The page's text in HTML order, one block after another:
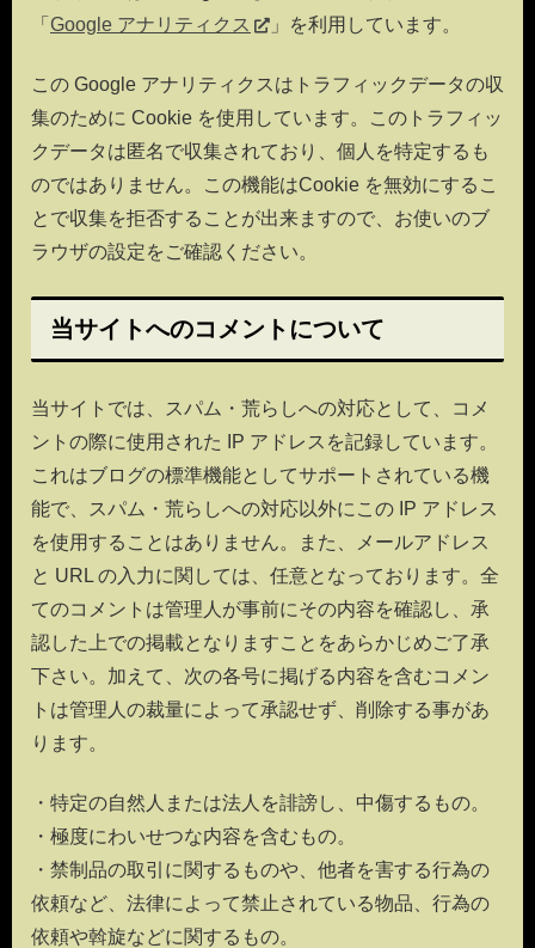
「 Google アナリティクス 」を利用しています。
この Google アナリティクスはトラフィックデータの収
集のために Cookie を使用しています。このトラフィッ
クデータは匿名で収集されており、個人を特定するも
のではありません。この機能はCookie を無効にするこ
とで収集を拒否することが出来ますので、お使いのブ
ラウザの設定をご確認ください。
当サイトへのコメントについて
当サイトでは、スパム・荒らしへの対応として、コメ
ントの際に使用された IP アドレスを記録しています。
これはブログの標準機能としてサポートされている機
能で、スパム・荒らしへの対応以外にこの IP アドレス
を使用することはありません。また、メールアドレス
と URL の入力に関しては、任意となっております。全
てのコメントは管理人が事前にその内容を確認し、承
認した上での掲載となりますことをあらかじめご了承
下さい。加えて、次の各号に掲げる内容を含むコメン
トは管理人の裁量によって承認せず、削除する事があ
ります。
・特定の自然人または法人を誹謗し、中傷するもの。
・極度にわいせつな内容を含むもの。
・禁制品の取引に関するものや、他者を害する行為の
依頼など、法律によって禁止されている物品、行為の
依頼や斡旋などに関するもの。